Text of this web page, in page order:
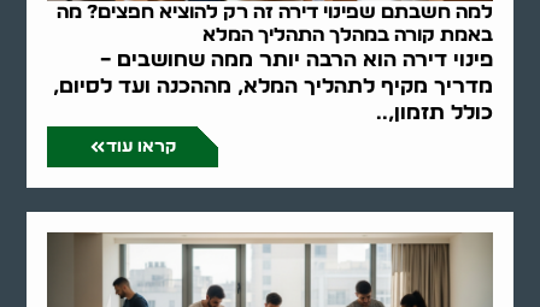
למה חשבתם שפינוי דירה זה רק להוציא חפצים? מה
באמת קורה במהלך התהליך המלא
פינוי דירה הוא הרבה יותר ממה שחושבים –
מדריך מקיף לתהליך המלא, מההכנה ועד לסיום,
כולל תזמון,..
קראו עוד